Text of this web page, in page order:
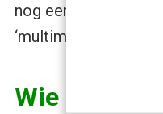
nog eens terug met
‘multimediaal
Wie is